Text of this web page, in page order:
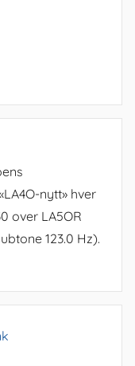
nytt» hver
over LA5OR
123.0 Hz).